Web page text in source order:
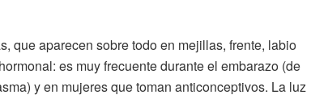
que aparecen sobre todo en mejillas, frente, labio
es muy frecuente durante el embarazo (de
y en mujeres que toman anticonceptivos. La luz